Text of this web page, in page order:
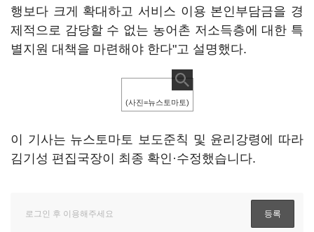
행보다 크게 확대하고 서비스 이용 본인부담금을 경
제적으로 감당할 수 없는 농어촌 저소득층에 대한 특
별지원 대책을 마련해야 한다"고 설명했다.
(사진=뉴스토마토)
이 기사는 뉴스토마토 보도준칙 및 윤리강령에 따라
김기성 편집국장이 최종 확인·수정했습니다.